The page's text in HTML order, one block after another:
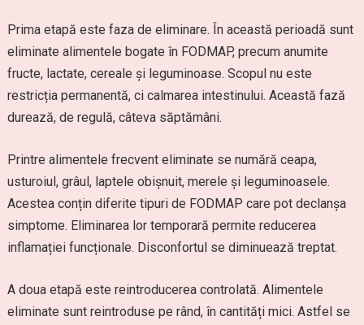
Prima etapă este faza de eliminare. În această perioadă sunt
eliminate alimentele bogate în FODMAP, precum anumite
fructe, lactate, cereale și leguminoase. Scopul nu este
restricția permanentă, ci calmarea intestinului. Această fază
durează, de regulă, câteva săptămâni.
Printre alimentele frecvent eliminate se numără ceapa,
usturoiul, grâul, laptele obișnuit, merele și leguminoasele.
Acestea conțin diferite tipuri de FODMAP care pot declanșa
simptome. Eliminarea lor temporară permite reducerea
inflamației funcționale. Disconfortul se diminuează treptat.
A doua etapă este reintroducerea controlată. Alimentele
eliminate sunt reintroduse pe rând, în cantități mici. Astfel se